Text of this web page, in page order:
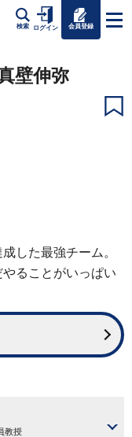
検索 ログイン 会員登録
壁伸弥
した最強チーム。
ることがいっぱい
教授